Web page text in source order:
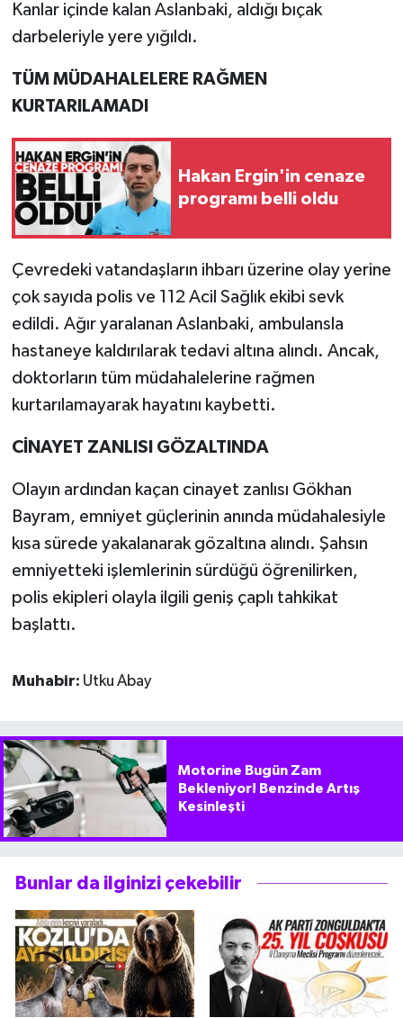
Kanlar içinde kalan Aslanbaki, aldığı bıçak
darbeleriyle yere yığıldı.
TÜM MÜDAHALELERE RAĞMEN
KURTARILAMADI
Hakan Ergin'in cenaze
programı belli oldu
Çevredeki vatandaşların ihbarı üzerine olay yerine
çok sayıda polis ve 112 Acil Sağlık ekibi sevk
edildi. Ağır yaralanan Aslanbaki, ambulansla
hastaneye kaldırılarak tedavi altına alındı. Ancak,
doktorların tüm müdahalelerine rağmen
kurtarılamayarak hayatını kaybetti.
CİNAYET ZANLISI GÖZALTINDA
Olayın ardından kaçan cinayet zanlısı Gökhan
Bayram, emniyet güçlerinin anında müdahalesiyle
kısa sürede yakalanarak gözaltına alındı. Şahsın
emniyetteki işlemlerinin sürdüğü öğrenilirken,
polis ekipleri olayla ilgili geniş çaplı tahkikat
başlattı.
Muhabir: Utku Abay
Motorine Bugün Zam
Bekleniyor! Benzinde Artış
Kesinleşti
Bunlar da ilginizi çekebilir